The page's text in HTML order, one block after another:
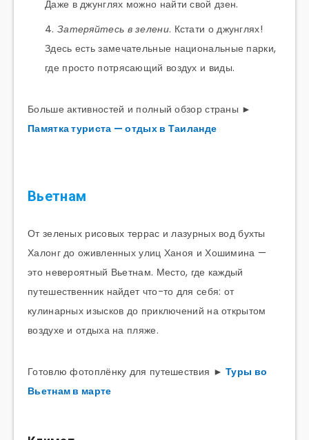
Даже в джунглях можно найти свой дзен.
Затеряйтесь в зелени. Кстати о джунглях!
Здесь есть замечательные национальные парки,
где просто потрясающий воздух и виды.
Больше активностей и полный обзор страны ►
Памятка туриста — отдых в Таиланде
Вьетнам
От зеленых рисовых террас и лазурных вод бухты
Халонг до оживленных улиц Ханоя и Хошимина —
это невероятный Вьетнам. Место, где каждый
путешественник найдет что-то для себя: от
кулинарных изысков до приключений на открытом
воздухе и отдыха на пляже.
Готовлю фотоплёнку для путешествия ►Туры во
Вьетнам в марте